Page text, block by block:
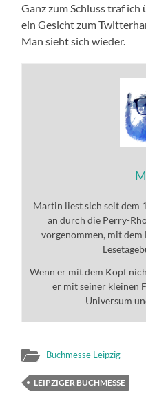
Ganz zum Schluss traf ich
ein Gesicht zum
Man sieht sich wieder.
Martin liest sich seit dem
an durch die Perry-
vorgenommen, mit
Wenn er mit dem Kopf
er mit seiner kleinen
Universum
Buchmesse Leipzig
LEIPZIGER BUCHMESSE